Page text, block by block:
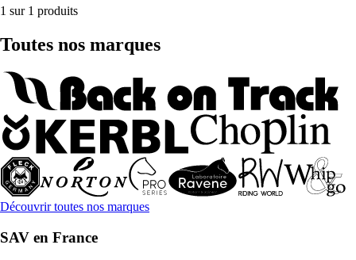
1 sur 1 produits
Toutes nos marques
Découvrir toutes nos marques
SAV en France